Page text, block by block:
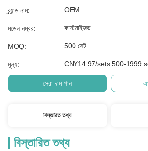
ব্র্যান্ড নাম: OEM
মডেল নম্বর: কাস্টমাইজড
MOQ: 500 সেট
মূল্য: CN¥14.97/sets 500-1999
সেরা দাম পান
বিস্তারিত তথ্য
বিস্তারিত তথ্য